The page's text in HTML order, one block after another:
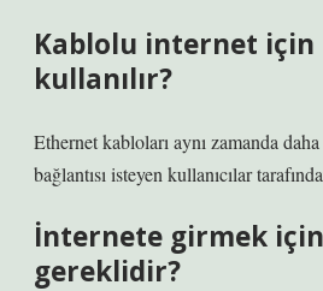
Kablolu internet için
kullanılır?
Ethernet kabloları aynı zamanda
bağlantısı isteyen kullanıcılar
İnternete girmek
gereklidir?